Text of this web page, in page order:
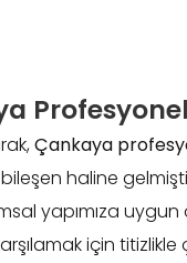
Çankaya
bileşen haline
yapımıza
için